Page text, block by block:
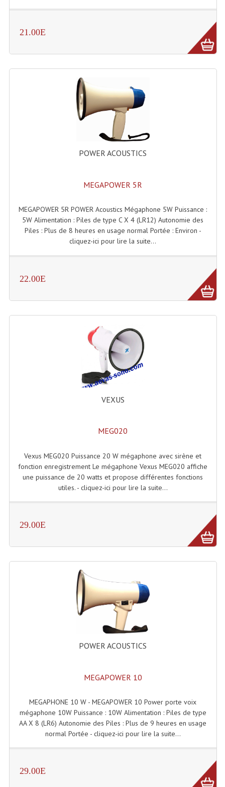
Enceinte Nomade Bluetooth
Enceintes (Ecoutes De Studio)
Enceintes Autonomes Portables Amplifiées
Enceintes Hifi
Enceintes Monitoring
Filtres Passifs
Haut-Parleurs Amplis Guitare
Platines Disque Vinyles
Lecteurs Cd À Plats
Lecteurs Cd À Plats Lecteur MP3
Lecteurs Double Cd Mixage Intégrée
Lecteurs Lasers Simple Et Mp3 (rack 19")
Digital Package Et Logiciel
Enregistreur Numérique
Microphones Scène Et Studio
Microphones Filaires
Micro Sans Fil HF VHF 200MHZ
Micro Sans Fil HF UHF 800MHZ
Microphones De Surface
Portes Voix Mégaphones
21.00E
POWER ACOUSTICS
MEGAPOWER 5R
MEGAPOWER 5R POWER Acoustics Mégaphone 5W Puissance :
5W Alimentation : Piles de type C X 4 (LR12) Autonomie des
Piles : Plus de 8 heures en usage normal Portée : Environ -
cliquez-ici pour lire la suite...
22.00E
VEXUS
MEG020
Vexus MEG020 Puissance 20 W mégaphone avec sirène et
fonction enregistrement Le mégaphone Vexus MEG020 affiche
une puissance de 20 watts et propose différentes fonctions
utiles. - cliquez-ici pour lire la suite...
29.00E
POWER ACOUSTICS
MEGAPOWER 10
MEGAPHONE 10 W - MEGAPOWER 10 Power porte voix
mégaphone 10W Puissance : 10W Alimentation : Piles de type
AA X 8 (LR6) Autonomie des Piles : Plus de 9 heures en usage
normal Portée - cliquez-ici pour lire la suite...
29.00E